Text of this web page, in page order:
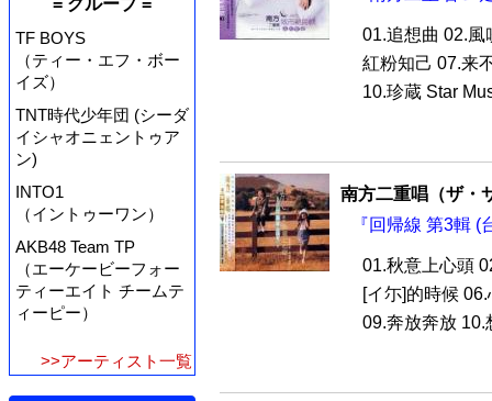
= グループ =
TF BOYS
（ティー・エフ・ボー
イズ）
TNT時代少年団 (シーダ
イシャオニェントゥア
ン)
INTO1
（イントゥーワン）
AKB48 Team TP
（エーケービーフォー
ティーエイト チームテ
ィーピー）
>>アーティスト一覧
01.追想曲 02.風
紅粉知己 07.来
10.珍蔵 Star
南方二重唱（ザ・
『回帰線 第3輯
01.秋意上心頭
[イ尓]的時候
09.奔放奔放 10.